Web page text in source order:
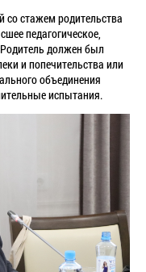
со стажем родительства
педагогическое,
должен был
и попечительства или
объединения
испытания.